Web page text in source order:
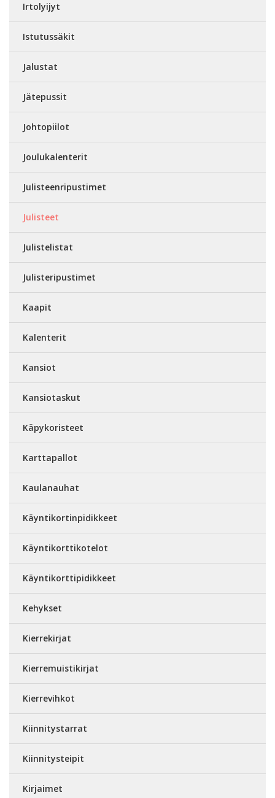
Irtolyijyt
Istutussäkit
Jalustat
Jätepussit
Johtopiilot
Joulukalenterit
Julisteenripustimet
Julisteet
Julistelistat
Julisteripustimet
Kaapit
Kalenterit
Kansiot
Kansiotaskut
Käpykoristeet
Karttapallot
Kaulanauhat
Käyntikortinpidikkeet
Käyntikorttikotelot
Käyntikorttipidikkeet
Kehykset
Kierrekirjat
Kierremuistikirjat
Kierrevihkot
Kiinnitystarrat
Kiinnitysteipit
Kirjaimet